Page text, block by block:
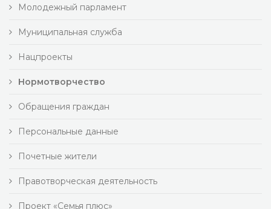
Молодежный парламент
Муниципальная служба
Нацпроекты
Нормотворчество
Обращения граждан
Персональные данные
Почетные жители
Правотворческая деятельность
Проект «Семья плюс»